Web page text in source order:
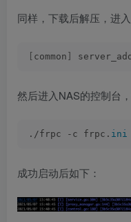
同样，下载后解压，进
[ common ]
然后进入NAS的控制台
./frpc -c frpc. ini
成功启动后如下：